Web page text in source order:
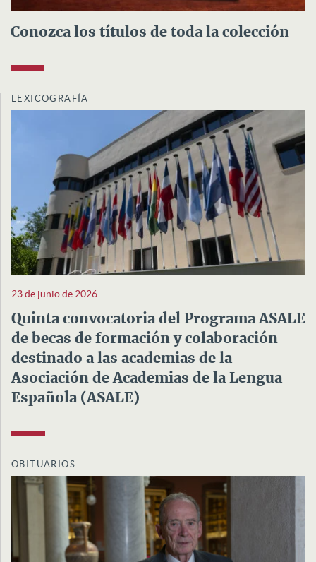
Conozca los títulos de toda la colección
LEXICOGRAFÍA
23 de junio de 2026
Quinta convocatoria del Programa ASALE
de becas de formación y colaboración
destinado a las academias de la
Asociación de Academias de la Lengua
Española (ASALE)
OBITUARIOS